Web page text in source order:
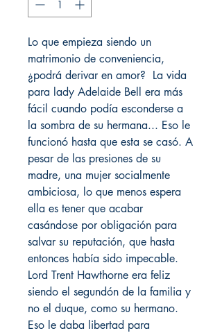
Lo que empieza siendo un
matrimonio de conveniencia,
¿podrá derivar en amor? La vida
para lady Adelaide Bell era más
fácil cuando podía esconderse a
la sombra de su hermana... Eso le
funcionó hasta que esta se casó. A
pesar de las presiones de su
madre, una mujer socialmente
ambiciosa, lo que menos espera
ella es tener que acabar
casándose por obligación para
salvar su reputación, que hasta
entonces había sido impecable.
Lord Trent Hawthorne era feliz
siendo el segundón de la familia y
no el duque, como su hermano.
Eso le daba libertad para